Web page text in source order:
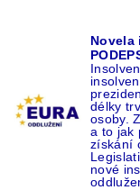
Novela
délky
osoby.
a to jak
získání
nové